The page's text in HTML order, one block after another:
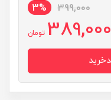
399,000
3%
389,000 تومان